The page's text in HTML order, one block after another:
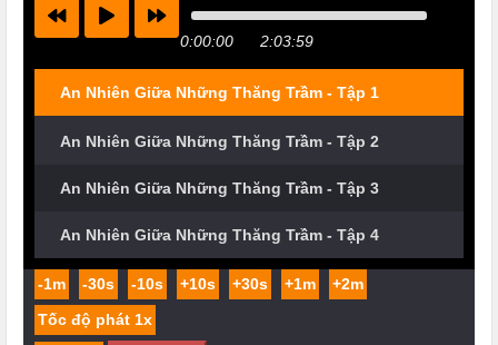
0:00:00 2:03:59
An Nhiên Giữa Những Thăng Trầm - Tập 1
An Nhiên Giữa Những Thăng Trầm - Tập 2
An Nhiên Giữa Những Thăng Trầm - Tập 3
An Nhiên Giữa Những Thăng Trầm - Tập 4
-1m -30s -10s +10s +30s +1m +2m